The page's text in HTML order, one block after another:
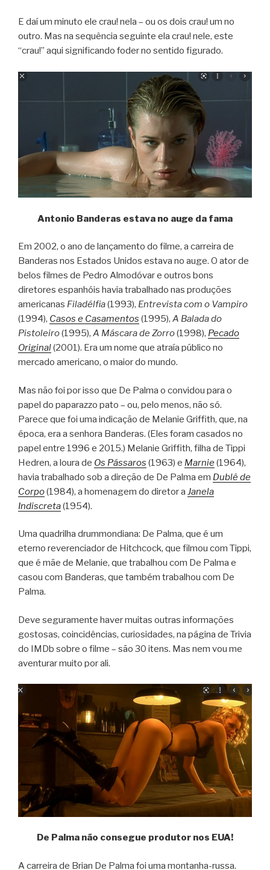
E daí um minuto ele crau! nela – ou os dois crau! um no
outro. Mas na sequência seguinte ela crau! nele, este
“crau!” aqui significando foder no sentido figurado.
Antonio Banderas estava no auge da fama
Em 2002, o ano de lançamento do filme, a carreira de
Banderas nos Estados Unidos estava no auge. O ator de
belos filmes de Pedro Almodóvar e outros bons
diretores espanhóis havia trabalhado nas produções
americanas Filadélfia(1993), Entrevista com o Vampiro
(1994), Casos e Casamentos (1995), A Balada do
Pistoleiro(1995), A Máscara de Zorro(1998), Pecado
Original(2001). Era um nome que atraía público no
mercado americano, o maior do mundo.
Mas não foi por isso que De Palma o convidou para o
papel do paparazzo pato – ou, pelo menos, não só.
Parece que foi uma indicação de Melanie Griffith, que, na
época, era a senhora Banderas. (Eles foram casados no
papel entre 1996 e 2015.) Melanie Griffith, filha de Tippi
Hedren, a loura de Os Pássaros (1963) e Marnie(1964),
havia trabalhado sob a direção de De Palma em Dublê de
Corpo(1984), a homenagem do diretor a Janela
Indiscreta(1954).
Uma quadrilha drummondiana: De Palma, que é um
eterno reverenciador de Hitchcock, que filmou com Tippi,
que é mãe de Melanie, que trabalhou com De Palma e
casou com Banderas, que também trabalhou com De
Palma.
Deve seguramente haver muitas outras informações
gostosas, coincidências, curiosidades, na página de Trivia
do IMDb sobre o filme – são 30 itens. Mas nem vou me
aventurar muito por ali.
De Palma não consegue produtor nos EUA!
A carreira de Brian De Palma foi uma montanha-russa.